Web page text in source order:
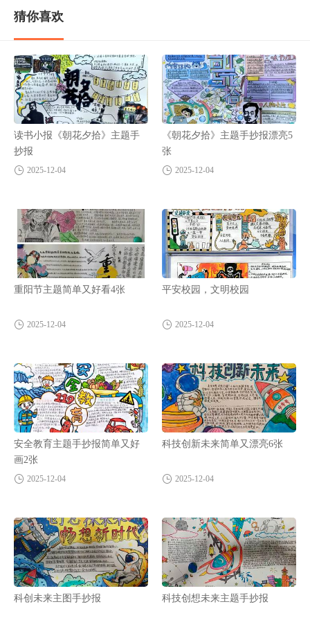
猜你喜欢
读书小报《朝花夕拾》主题手
抄报
2025-12-04
《朝花夕拾》主题手抄报漂亮5
张
2025-12-04
重阳节主题简单又好看4张
2025-12-04
平安校园，文明校园
2025-12-04
安全教育主题手抄报简单又好
画2张
2025-12-04
科技创新未来简单又漂亮6张
2025-12-04
科创未来主图手抄报 科技创想未来主题手抄报